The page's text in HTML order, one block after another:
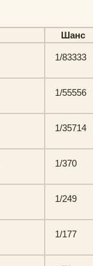
Шанс
1/83333
1/55556
1/35714
1/370
1/249
1/177